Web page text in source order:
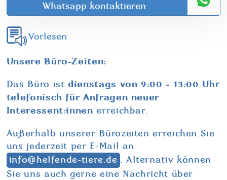
Whatsapp kontaktieren
Vorlesen
Unsere Büro-Zeiten:
Das Büro istdienstags von 9:00 - 13:00 Uhr
telefonisch für Anfragen neuer
Interessent:innenerreichbar.
Außerhalb unserer Bürozeiten erreichen Sie
uns jederzeit per E-Mail an
info@helfende-tiere.de . Alternativ können
Sie uns auch gerne eine Nachricht über